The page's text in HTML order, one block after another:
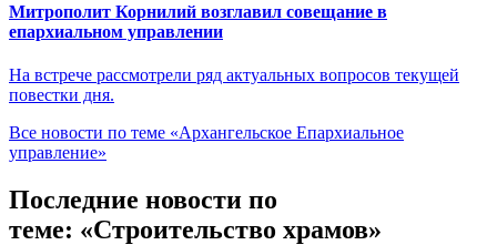
Митрополит Корнилий возглавил совещание в
епархиальном управлении
На встрече рассмотрели ряд актуальных вопросов текущей
повестки дня.
Все новости по теме «Архангельское Епархиальное
управление»
Последние новости по
теме: «Строительство храмов»